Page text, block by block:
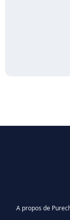
A propos de